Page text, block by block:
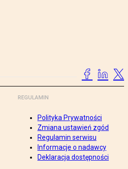
REGULAMIN
Polityka Prywatności
Zmiana ustawień zgód
Regulamin serwisu
Informacje o nadawcy
Deklaracja dostępności